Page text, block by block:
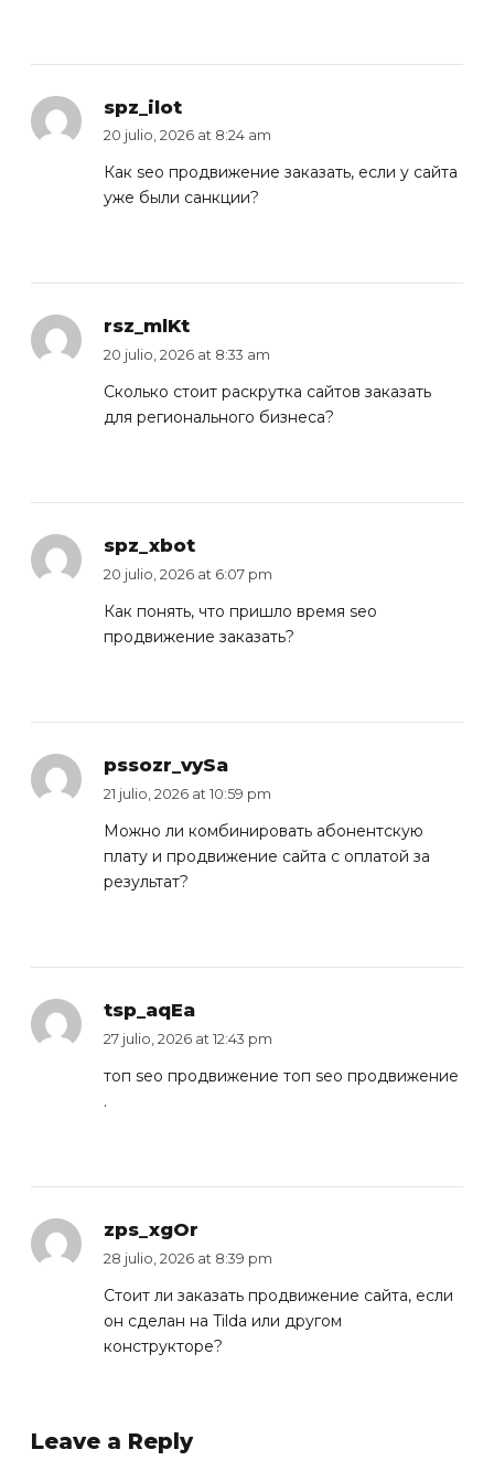
spz_ilot
20 julio, 2026 at 8:24 am
Как seo продвижение заказать, если у сайта
уже были санкции?
rsz_mlKt
20 julio, 2026 at 8:33 am
Сколько стоит раскрутка сайтов заказать
для регионального бизнеса?
spz_xbot
20 julio, 2026 at 6:07 pm
Как понять, что пришло время seo
продвижение заказать?
pssozr_vySa
21 julio, 2026 at 10:59 pm
Можно ли комбинировать абонентскую
плату и продвижение сайта с оплатой за
результат?
tsp_aqEa
27 julio, 2026 at 12:43 pm
топ seo продвижение топ seo продвижение
.
zps_xgOr
28 julio, 2026 at 8:39 pm
Стоит ли заказать продвижение сайта, если
он сделан на Tilda или другом
конструкторе?
Leave a Reply